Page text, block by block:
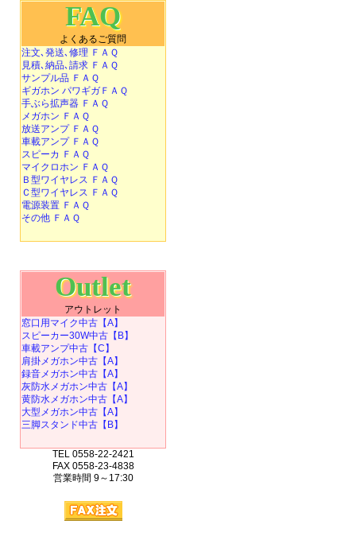
FAQ
よくあるご質問
注文､発送､修理 ＦＡＱ
見積､納品､請求 ＦＡＱ
サンプル品 ＦＡＱ
ギガホン パワギガＦＡＱ
手ぶら拡声器 ＦＡＱ
メガホン ＦＡＱ
放送アンプ ＦＡＱ
車載アンプ ＦＡＱ
スピーカ ＦＡＱ
マイクロホン ＦＡＱ
Ｂ型ワイヤレス ＦＡＱ
Ｃ型ワイヤレス ＦＡＱ
電源装置 ＦＡＱ
その他 ＦＡＱ
Outlet
アウトレット
窓口用マイク中古【A】
スピーカー30W中古【B】
車載アンプ中古【C】
肩掛メガホン中古【A】
録音メガホン中古【A】
灰防水メガホン中古【A】
黄防水メガホン中古【A】
大型メガホン中古【A】
三脚スタンド中古【B】
TEL 0558-22-2421
FAX 0558-23-4838
営業時間 9～17:30